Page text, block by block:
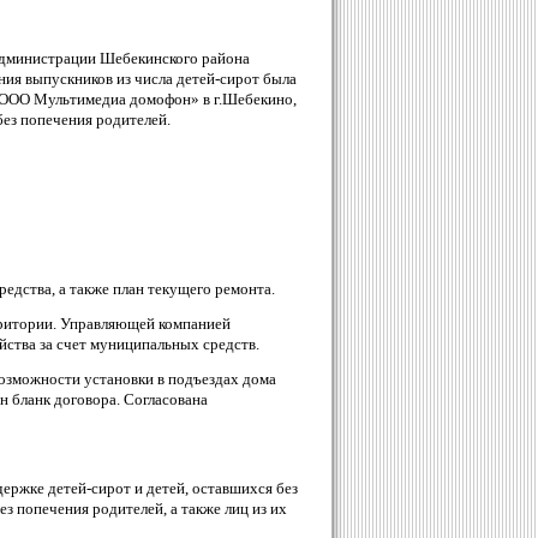
Шебекинского района
выпускников из числа детей-сирот была
Мультимедиа домофон» в г.Шебекино,
попечения родителей.
а также план текущего ремонта.
Управляющей компанией
за счет муниципальных средств.
установки в подъездах дома
договора. Согласована
детей-сирот и детей, оставшихся без
попечения родителей, а также лиц из их